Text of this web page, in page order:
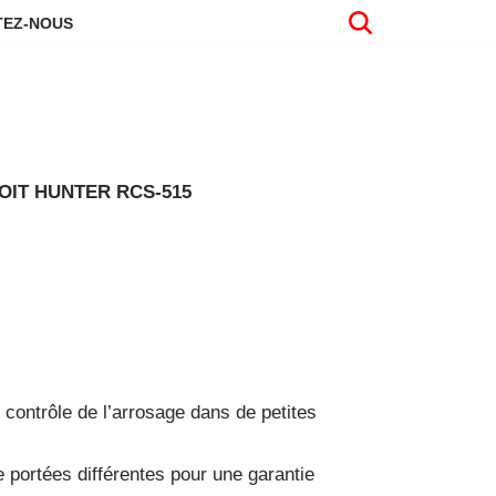
NOUS
HUNTER RCS-515
de l’arrosage dans de petites
portées différentes pour une garantie